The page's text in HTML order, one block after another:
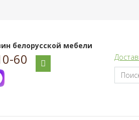
белорусской мебели
60